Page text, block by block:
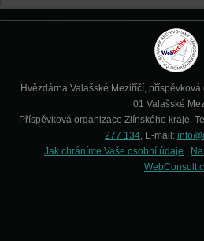
Hvězdárna Valašské Meziříčí,
01 Valašské
Příspěvková organizace Zlínského kraje.
277 134 , E-mail:
Jak chráníme Vaše osobní údaje |